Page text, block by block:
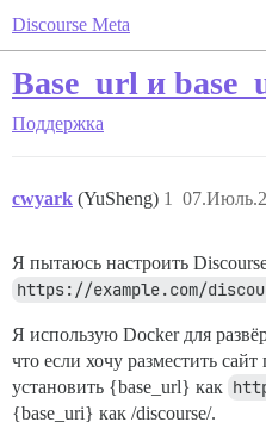
Discourse Meta
Base_url и
Поддержка
cwyark (YuSheng) 1
Я пытаюсь настроить
https://example.com/
Я использую Docker для
что если хочу разместить
установить {base_url} как
{base_uri} как /discourse/.